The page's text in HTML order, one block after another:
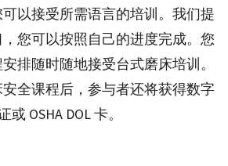
以接受所需语言的培训。我们提
您可以按照自己的进度完成。您
排随时随地接受台式磨床培训。
全课程后，参与者还将获得数字
或 OSHA DOL 卡。